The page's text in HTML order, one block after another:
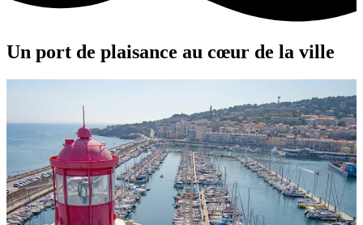
Un port de plaisance au cœur de la ville